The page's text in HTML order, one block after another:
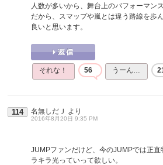
人数が多いから、舞台上のパフォーマン
だから、スマップや嵐とは違う路線を歩
良いと思います。
それな！ 56 うーん…
114 名無しだＪ より
2016年8月20日 9:35 PM
JUMPファンだけど、今のJUMPでは正
ラキラ光っていって欲しい。